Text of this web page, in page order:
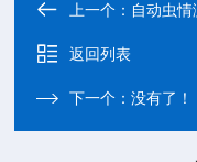
上一个： 自动虫
返回列表
下一个：没有了！